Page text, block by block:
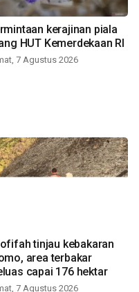
kerajinan piala
HUT Kemerdekaan RI
7 Agustus 2026
tinjau kebakaran
area terbakar
capai 176 hektar
7 Agustus 2026